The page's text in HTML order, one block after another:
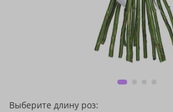
Выберите длину роз: